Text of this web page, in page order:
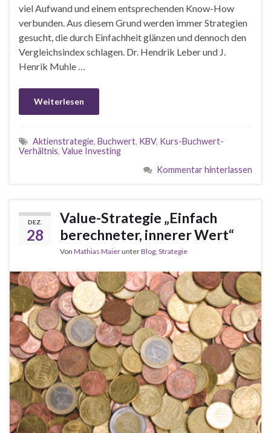
viel Aufwand und einem entsprechenden Know-How
verbunden. Aus diesem Grund werden immer Strategien
gesucht, die durch Einfachheit glänzen und dennoch den
Vergleichsindex schlagen. Dr. Hendrik Leber und J.
Henrik Muhle …
Weiterlesen
Aktienstrategie, Buchwert, KBV, Kurs-Buchwert-
Verhältnis, Value Investing
Kommentar hinterlassen
DEZ.
28
Value-Strategie „Einfach
berechneter, innerer Wert“
Von Mathias MaierunterBlog Strategie